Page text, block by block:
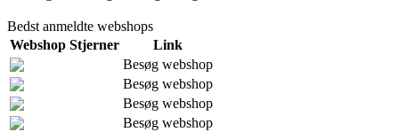
Bedst anmeldte webshops
Webshop Stjerner
Link
Besøg webshop
Besøg webshop
Besøg webshop
Besøg webshop